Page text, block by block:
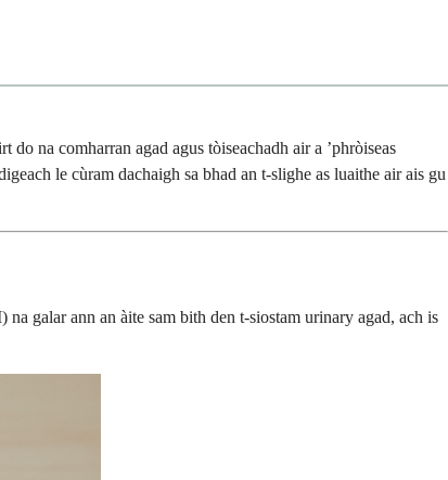
na comharran agad agus tòiseachadh air a ’phròiseas
le cùram dachaigh sa bhad an t-slighe as luaithe air ais gu
galar ann an àite sam bith den t-siostam urinary agad, ach is